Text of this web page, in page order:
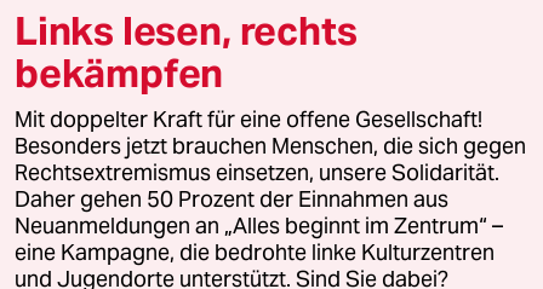
© 2026 taz Verlags und Vertriebs GmbH
Alle Rechte vorbehalten. Bei rechtlichen Fragen oder für Genehmigungen
wenden Sie sich bitte an lizenzen@taz.de
Feedback Redaktionsstatut Kommune-Richtlinien
Leitlinie Informant Datenschutz Impressum AGB
Links lesen, rechts
bekämpfen
Mit doppelter Kraft für eine offene Gesellschaft!
Besonders jetzt brauchen Menschen, die sich gegen
Rechtsextremismus einsetzen, unsere Solidarität.
Daher gehen 50 Prozent der Einnahmen aus
Neuanmeldungen an „Alles beginnt im Zentrum“ –
eine Kampagne, die bedrohte linke Kulturzentren
und Jugendorte unterstützt. Sind Sie dabei?